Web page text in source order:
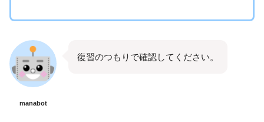
manabot
復習のつもりで確認してください。